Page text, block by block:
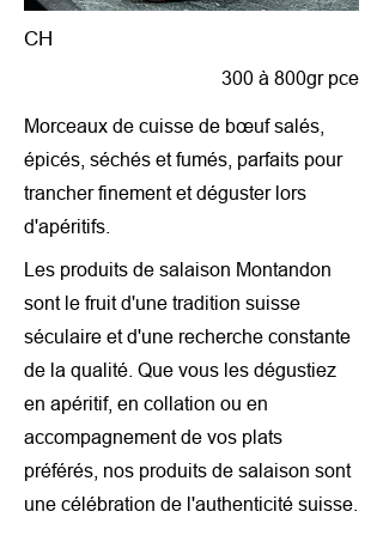
CH
300 à 800gr pce
Morceaux de cuisse de bœuf salés,
épicés, séchés et fumés, parfaits pour
trancher finement et déguster lors
d'apéritifs.
Les produits de salaison Montandon
sont le fruit d'une tradition suisse
séculaire et d'une recherche constante
de la qualité. Que vous les dégustiez
en apéritif, en collation ou en
accompagnement de vos plats
préférés, nos produits de salaison sont
une célébration de l'authenticité suisse.